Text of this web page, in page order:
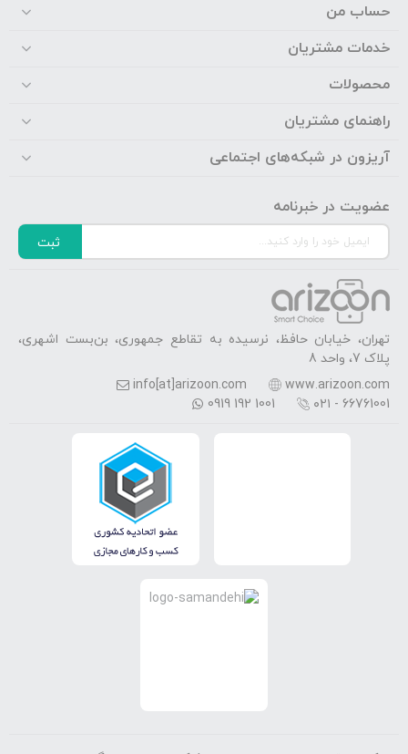
حساب من
خدمات مشتریان
محصولات
راهنمای مشتریان
آریزون در شبکه‌های اجتماعی
عضویت در خبرنامه
ثبت
تهران، خیابان حافظ، نرسیده به تقاطع جمهوری، بن‌بست اشهری،
پلاک 7، واحد 8
www.arizoon.com
info[at]arizoon.com
۰۲۱ - 66761001
0919 192 1001